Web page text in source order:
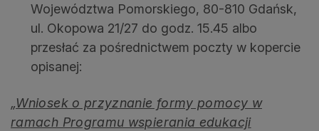
Województwa Pomorskiego, 80-810 Gdańsk,
ul. Okopowa 21/27 do godz. 15.45 albo
przesłać za pośrednictwem poczty w kopercie
opisanej:
„Wniosek o przyznanie formy pomocy w
ramach Programu wspierania edukacji